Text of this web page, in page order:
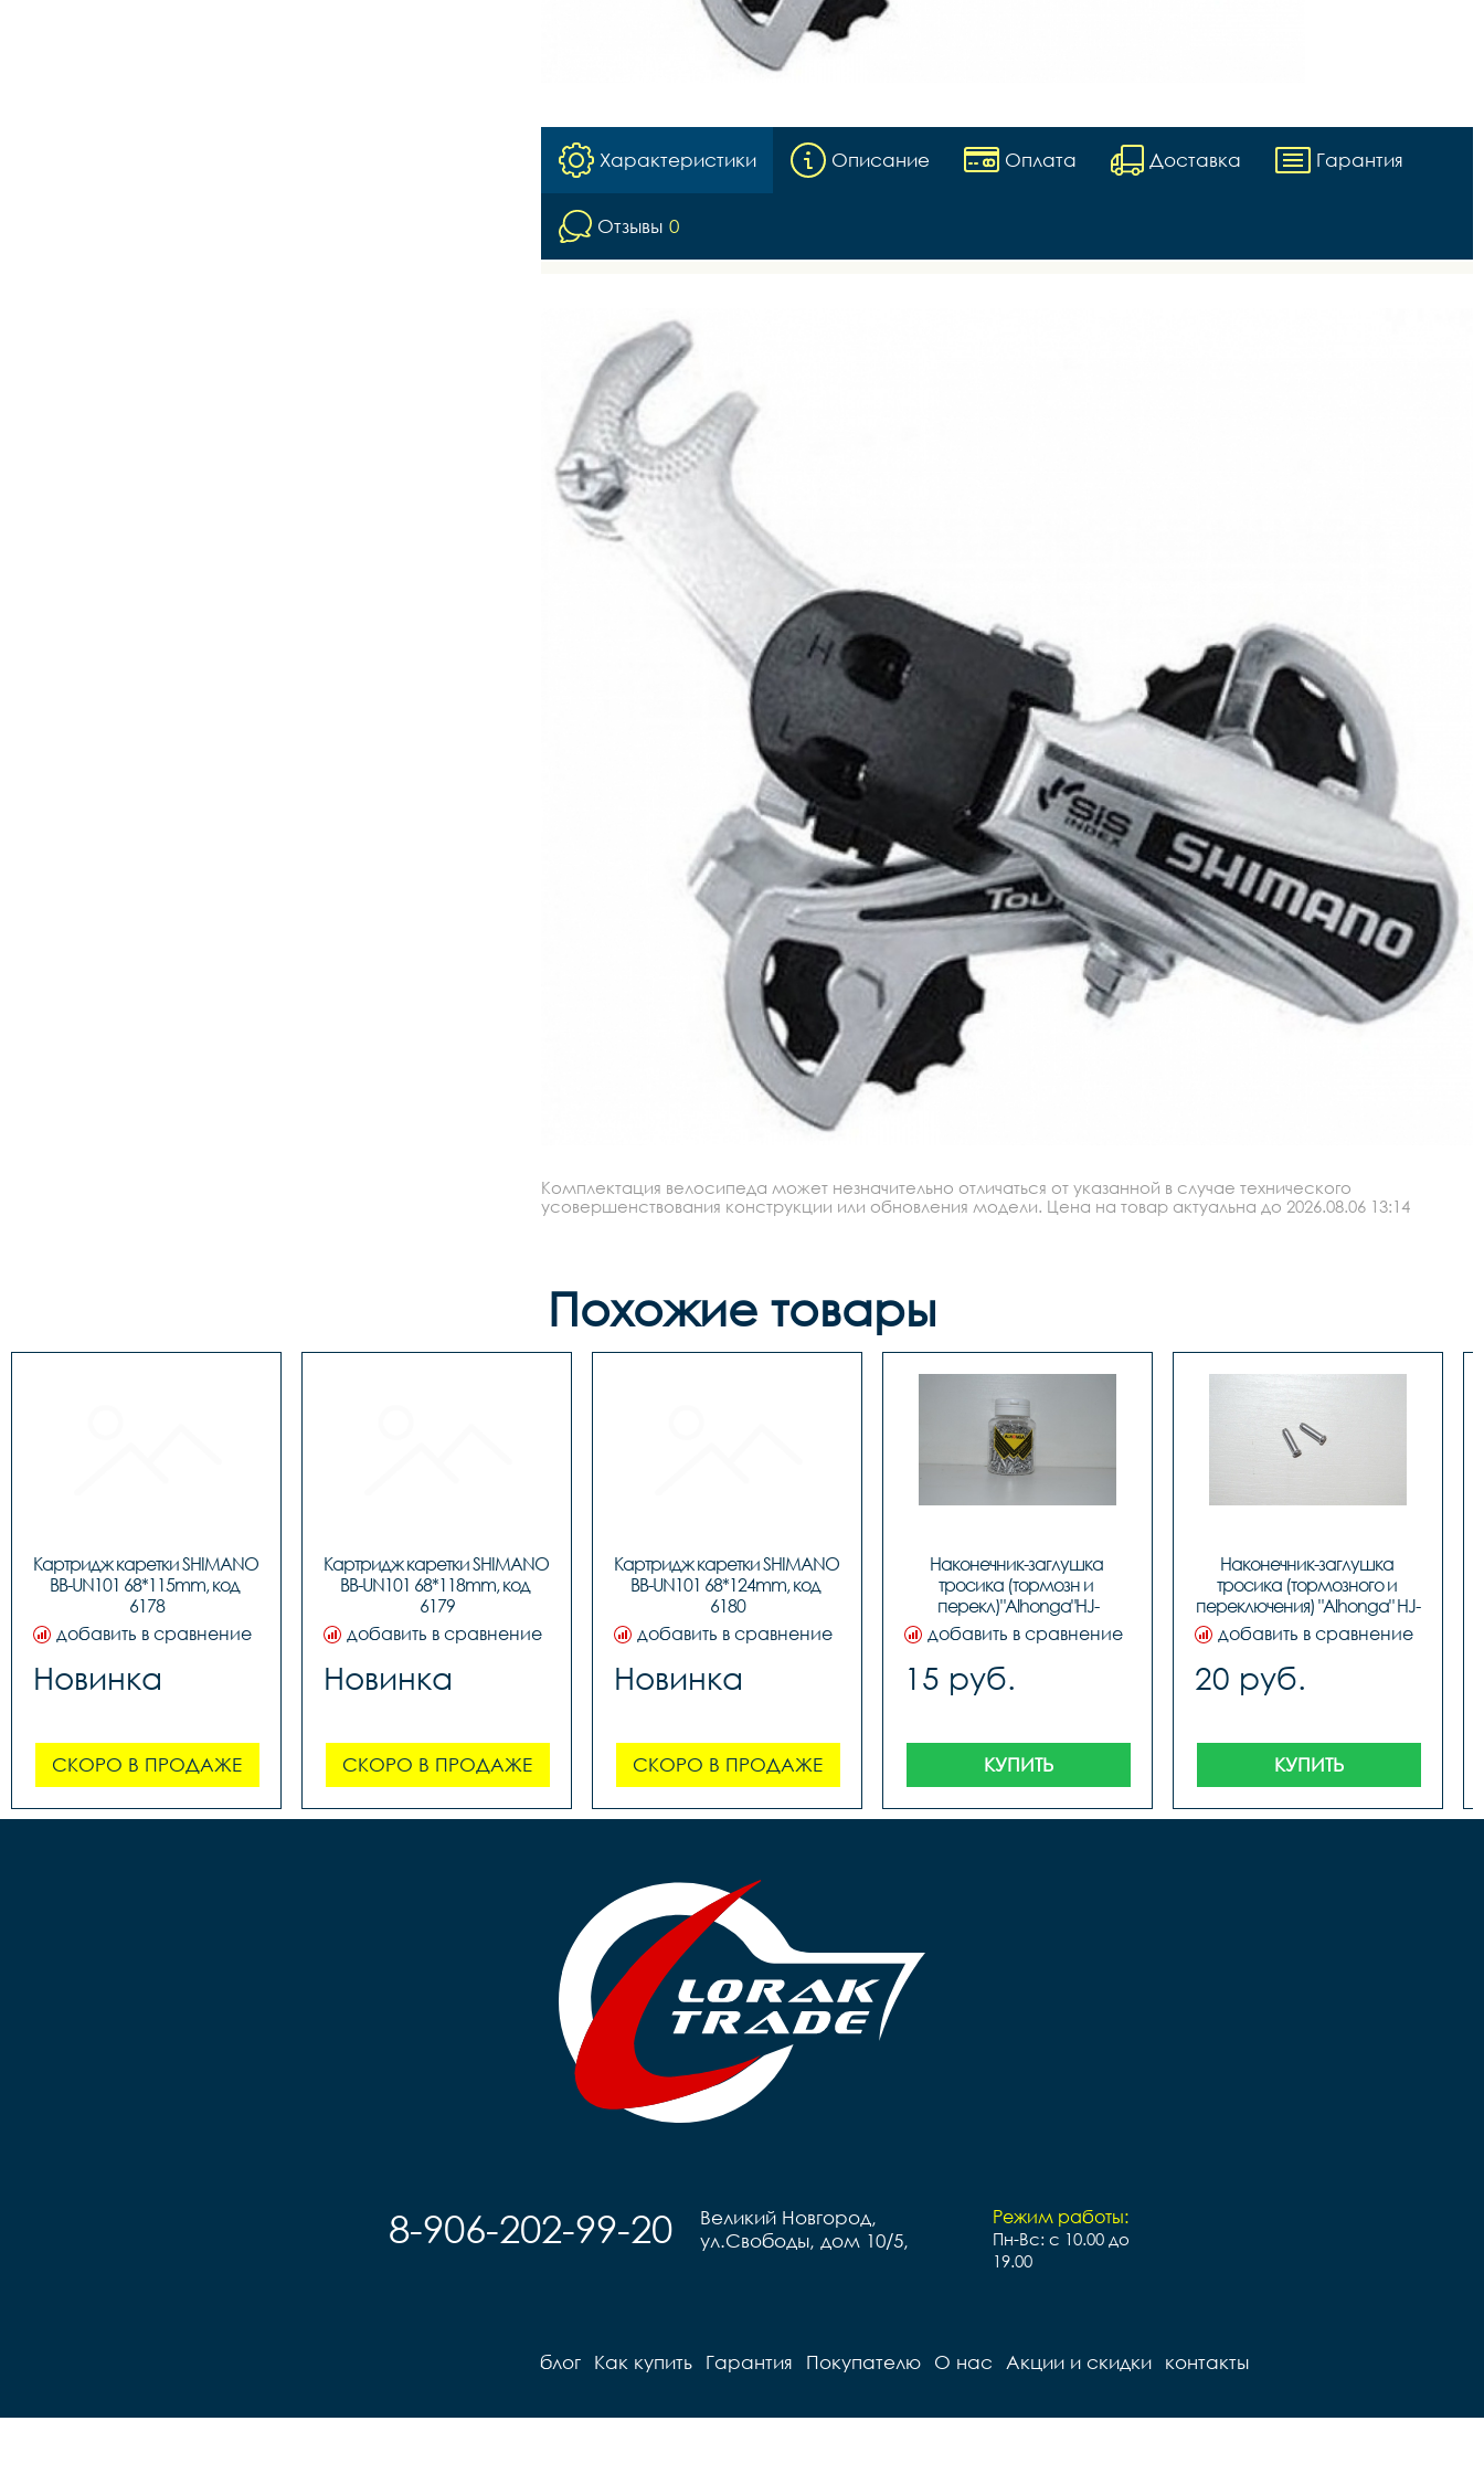
Характеристики Описание Оплата Доставка Гарантия
Отзывы 0
Комплектация велосипеда может незначительно отличаться от указанной в случае технического
усовершенствования конструкции или обновления модели. Цена на товар актуальна до 2026.08.06 13:14
Похожие товары
Картридж каретки SHIMANO
BB-UN101 68*115mm, код
6178
добавить в сравнение
Новинка
СКОРО В ПРОДАЖЕ
Картридж каретки SHIMANO
BB-UN101 68*118mm, код
6179
добавить в сравнение
Новинка
СКОРО В ПРОДАЖЕ
Картридж каретки SHIMANO
BB-UN101 68*124mm, код
6180
добавить в сравнение
Новинка
СКОРО В ПРОДАЖЕ
Наконечник-заглушка
тросика (тормозн и
перекл)"Alhonga"HJ-
D1001,ЦЕНА ЗА 1шт., код
40706
добавить в сравнение
15 руб.
КУПИТЬ
Наконечник-заглушка
тросика (тормозного и
переключения) "Alhonga" HJ-
D1001, код 3122641
добавить в сравнение
20 руб.
КУПИТЬ
Режим работы:
Пн-Вс: с 10.00 до
19.00
Великий Новгород,
ул.Свободы, дом 10/5,
8-906-202-99-20
блог Как купить Гарантия Покупателю О нас Акции и скидки контакты